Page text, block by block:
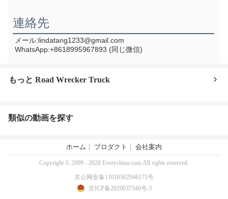
連絡先
メール:lindatang1233@gmail.com
WhatsApp:+8618995967893 (同じ微信)
もっと Road Wrecker Truck
類似の動画を探す
ホーム プロダクト 会社案内
Copyright © 2009 - 2026 Everychina.com.All rights reserved.
京公网安备11010502046171号
京ICP备2020037340号-5